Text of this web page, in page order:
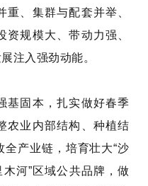
、集群与配套并举、
规模大、带动力强、
注入强劲动能。
基固本，扎实做好春季
农业内部结构、种植结
全产业链，培育壮大“沙
河”区域公共品牌，做